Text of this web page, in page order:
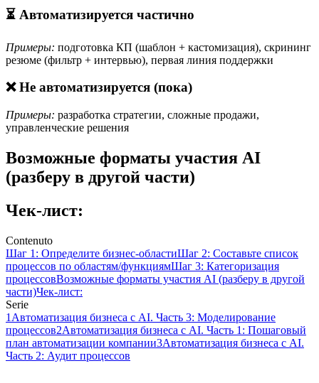
⏳ Автоматизируется частично
Примеры: подготовка КП (шаблон + кастомизация), скрининг
резюме (фильтр + интервью), первая линия поддержки
❌ Не автоматизируется (пока)
Примеры: разработка стратегии, сложные продажи,
управленческие решения
Возможные форматы участия AI
(разберу в другой части)
Чек-лист:
Contenuto
Шаг 1: Определите бизнес-областиШаг 2: Составьте список
процессов по областям/функциямШаг 3: Категоризация
процессовВозможные форматы участия AI (разберу в другой
части)Чек-лист:
Serie
1 Автоматизация бизнеса с AI. Часть 3: Моделирование
процессов2Автоматизация бизнеса с AI. Часть 1: Пошаговый
план автоматизации компании3Автоматизация бизнеса с AI.
Часть 2: Аудит процессов